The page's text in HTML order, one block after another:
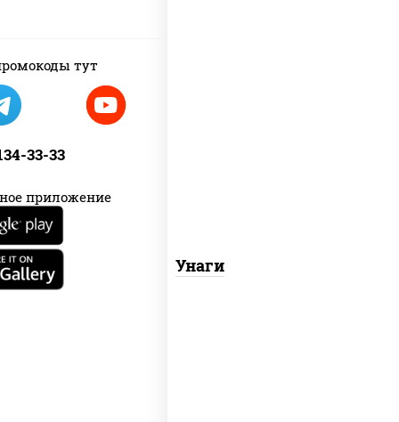
тут
33-33
приложение
соус "унаги", рис, нори, угорь
Унаги